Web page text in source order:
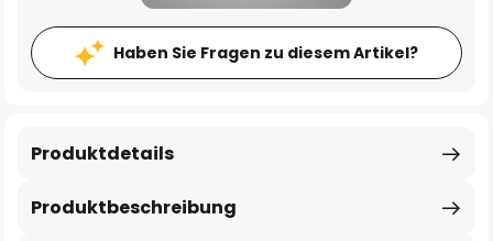
Haben Sie Fragen zu diesem Artikel?
Produktbeschreibung
Produktdetails